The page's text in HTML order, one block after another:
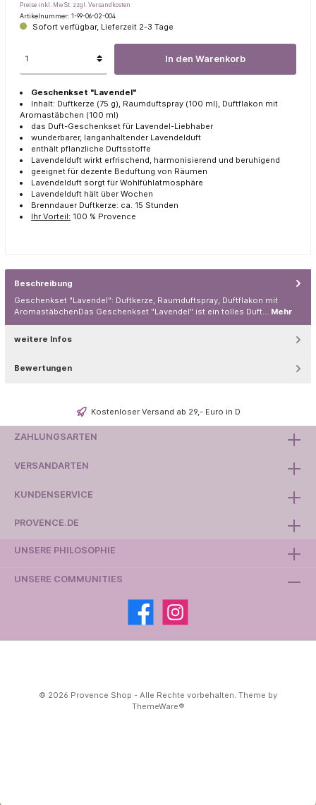
Preise inkl. MwSt. zzgl. Versandkosten
Artikelnummer: 1-99-06-02-004
Sofort verfügbar, Lieferzeit 2-3 Tage
In den Warenkorb
Geschenkset "Lavendel"
Inhalt: Duftkerze (75 g), Raumduftspray (100 ml), Duftflakon mit
Aromastäbchen (100 ml)
das Duft-Geschenkset für Lavendel-Liebhaber
wunderbarer, langanhaltender Lavendelduft
enthält pflanzliche Duftsstoffe
Lavendelduft wirkt erfrischend, harmonisierend und beruhigend
geeignet für dezente Beduftung von Räumen
Lavendelduft sorgt für Wohlfühlatmosphäre
Lavendelduft hält über Wochen
Brenndauer Duftkerze: ca. 15 Stunden
Ihr Vorteil: 100 % Provence
Beschreibung
Geschenkset "Lavendel": Duftkerze, Raumduftspray, Duftflakon mit
AromastäbchenDas Geschenkset "Lavendel" ist ein tolles Duft… Mehr
weitere Infos
Bewertungen
Kostenloser Versand ab 29,- Euro in D
KUNDENSERVICE
PROVENCE.DE
ZAHLUNGSARTEN
VERSANDARTEN
UNSERE PHILOSOPHIE
UNSERE COMMUNITIES
© 2026 Provence Shop - Alle Rechte vorbehalten. Theme by
ThemeWare®